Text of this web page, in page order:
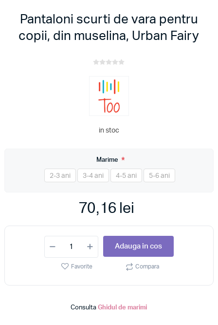
Pantaloni scurti de vara pentru
copii, din muselina, Urban Fairy
in stoc
Marime *
2-3 ani 3-4 ani 4-5 ani 5-6 ani
70,16 lei
Adauga in cos
Favorite Compara
ConsultaGhidul de marimi